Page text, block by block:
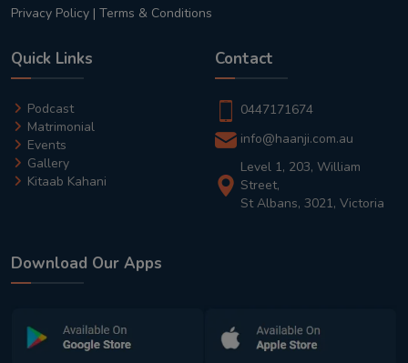
Privacy Policy | Terms & Conditions
Quick Links
Podcast
Matrimonial
Events
Gallery
Kitaab Kahani
Contact
0447171674
info@haanji.com.au
Level 1, 203, William
Street,
St Albans, 3021, Victoria
Download Our Apps